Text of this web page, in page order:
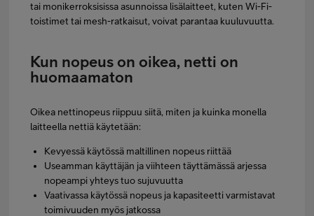
tai monikerroksisissa asunnoissa lisälaitteet, kuten Wi-Fi-
toistimet tai mesh-ratkaisut, voivat parantaa kuuluvuutta.
Kun nopeus on oikea, netti on
huomaamaton
Oikea nettinopeus riippuu siitä, miten ja kuinka monella
laitteella nettiä käytetään:
Kevyessä käytössä maltillinen nopeus riittää
Useamman käyttäjän ja viihteen täyttämässä arjessa
nopeampi yhteys tuo sujuvuutta
Vaativassa käytössä nopeus ja kapasiteetti varmistavat
toimivuuden myös jatkossa